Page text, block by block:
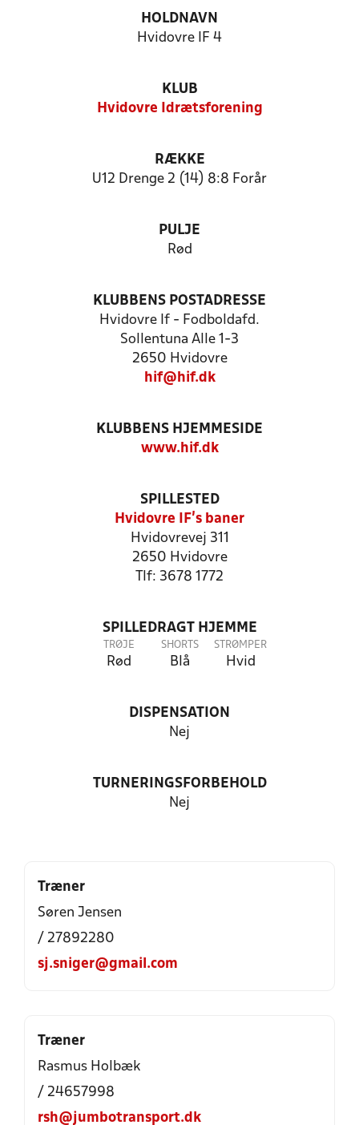
HOLDNAVN
Hvidovre IF 4
KLUB
Hvidovre Idrætsforening
RÆKKE
U12 Drenge 2 (14) 8:8 Forår
PULJE
Rød
KLUBBENS POSTADRESSE
Hvidovre If - Fodboldafd.
Sollentuna Alle 1-3
2650 Hvidovre
hif@hif.dk
KLUBBENS HJEMMESIDE
www.hif.dk
SPILLESTED
Hvidovre IF's baner
Hvidovrevej 311
2650 Hvidovre
Tlf: 3678 1772
SPILLEDRAGT HJEMME
TRØJE
Rød
SHORTS
Blå
STRØMPER
Hvid
DISPENSATION
Nej
TURNERINGSFORBEHOLD
Nej
Træner
Søren Jensen
/ 27892280
sj.sniger@gmail.com
Træner
Rasmus Holbæk
/ 24657998
rsh@jumbotransport.dk